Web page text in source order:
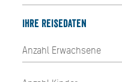
Ihre Reisedaten